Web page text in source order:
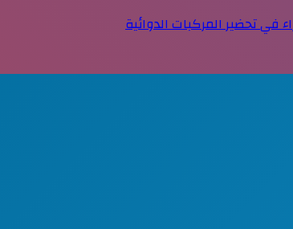
في تحضير المركبات الدوائية